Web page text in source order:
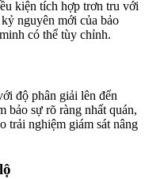
kiện tích hợp trơn tru với
nguyên mới của bảo
có thể tùy chỉnh.
độ phân giải lên đến
bảo sự rõ ràng nhất quán,
trải nghiệm giám sát nâng